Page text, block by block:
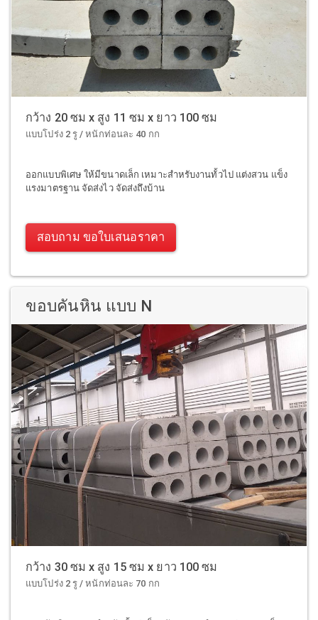
กว้าง 20 ซม x สูง 11 ซม x ยาว 100 ซม
แบบโปร่ง 2 รู / หนักท่อนละ 40 กก
ออกแบบพิเศษ ให้มีขนาดเล็ก เหมาะสำหรับงานทั้วไป แต่งสวน แข็ง
แรงมาตรฐาน จัดส่งไว จัดส่งถึงบ้าน
สอบถาม ขอใบเสนอราคา
ขอบคันหิน แบบ N
กว้าง 30 ซม x สูง 15 ซม x ยาว 100 ซม
แบบโปร่ง 2 รู / หนักท่อนละ 70 กก